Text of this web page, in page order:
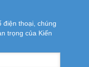
điện thoại, chúng
trọng của Kiến